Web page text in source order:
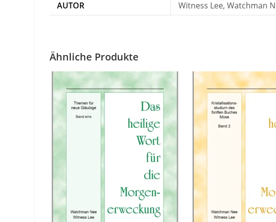
AUTOR Witness Lee, Watchman
Ähnliche Produkte